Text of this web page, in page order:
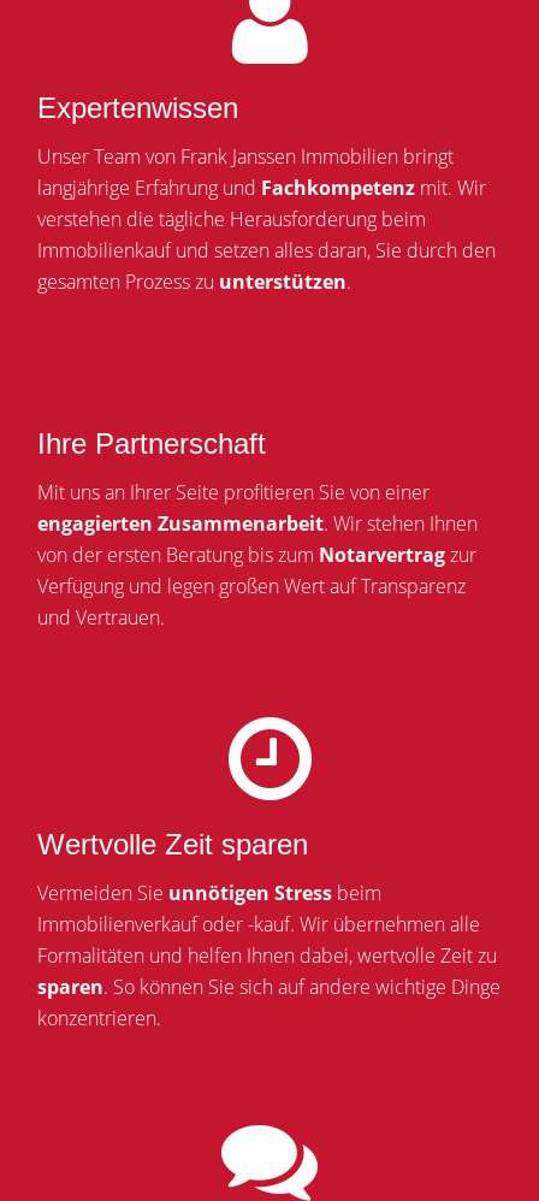
Expertenwissen
Unser Team von Frank Janssen Immobilien bringt
langjährige Erfahrung und Fachkompetenz mit. Wir
verstehen die tägliche Herausforderung beim
Immobilienkauf und setzen alles daran, Sie durch den
gesamten Prozess zu unterstützen.
Ihre Partnerschaft
Mit uns an Ihrer Seite profitieren Sie von einer
engagierten Zusammenarbeit. Wir stehen Ihnen
von der ersten Beratung bis zum Notarvertragzur
Verfügung und legen großen Wert auf Transparenz
und Vertrauen.
Wertvolle Zeit sparen
Vermeiden Sie unnötigen Stress beim
Immobilienverkauf oder -kauf. Wir übernehmen alle
Formalitäten und helfen Ihnen dabei, wertvolle Zeit zu
sparen. So können Sie sich auf andere wichtige Dinge
konzentrieren.